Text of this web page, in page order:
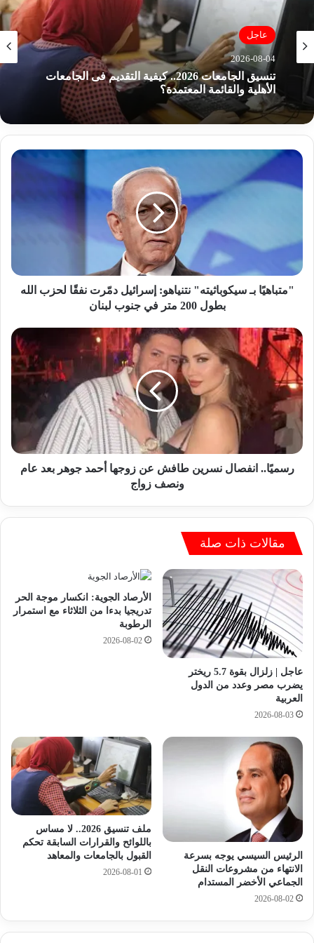
عاجل
2026-08-04
تنسيق الجامعات 2026.. كيفية التقديم فى الجامعات
الأهلية والقائمة المعتمدة؟
"
ت
ا
ب
ك
و
ب
ا
ث
ي
ت
ه
"
ه
و
إ
س
ر
ا
ئ
ل
د
مّ
ر
ن
ح
ز
ب
ا
ل
ل
ب
"متباهيًا بـ سيكوباثيته" نتنياهو: إسرائيل دمّرت نفقًا لحزب الله
بطول 200 متر في جنوب لبنان
ر
س
م
يً
ا
.
.
ا
ن
س
ر
ي
ن
ط
ا
ف
ش
ن
ز
و
ج
ا
ج
و
ه
ر
ب
ع
رسميًا.. انفصال نسرين طافش عن زوجها أحمد جوهر بعد عام
ونصف زواج
مقالات ذات صلة
عاجل | زلزال بقوة 5.7 ريختر
يضرب مصر وعدد من الدول
العربية
2026-08-03
الأرصاد الجوية: انكسار موجة الحر
تدريجيا بدءا من الثلاثاء مع استمرار
الرطوبة
2026-08-02
الرئيس السيسي يوجه بسرعة
الانتهاء من مشروعات النقل
الجماعي الأخضر المستدام
2026-08-02
ملف تنسيق 2026.. لا مساس
باللوائح والقرارات السابقة تحكم
القبول بالجامعات والمعاهد
2026-08-01